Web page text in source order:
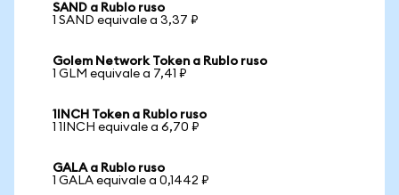
SAND a Rublo ruso
1 SAND equivale a 3,37 ₽
Golem Network Token a Rublo ruso
1 GLM equivale a 7,41 ₽
1INCH Token a Rublo ruso
1 1INCH equivale a 6,70 ₽
GALA a Rublo ruso
1 GALA equivale a 0,1442 ₽